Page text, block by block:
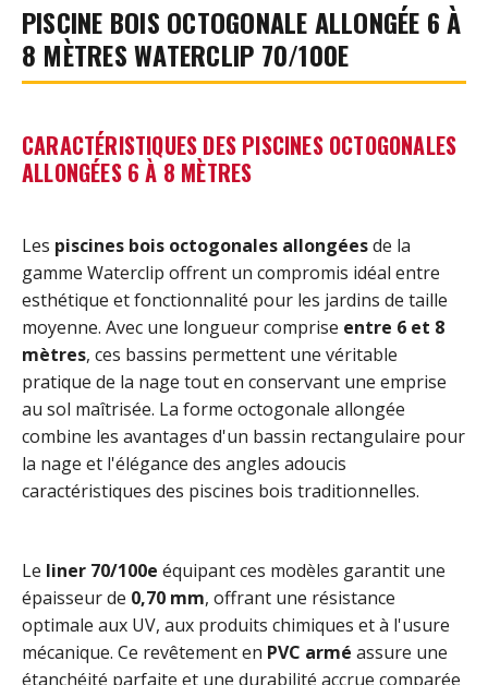
PISCINE BOIS OCTOGONALE ALLONGÉE 6 À
8 MÈTRES WATERCLIP 70/100E
CARACTÉRISTIQUES DES PISCINES OCTOGONALES
ALLONGÉES 6 À 8 MÈTRES
Les piscines bois octogonales allongéesde la
gamme Waterclip offrent un compromis idéal entre
esthétique et fonctionnalité pour les jardins de taille
moyenne. Avec une longueur comprise entre 6 et 8
mètres, ces bassins permettent une véritable
pratique de la nage tout en conservant une emprise
au sol maîtrisée. La forme octogonale allongée
combine les avantages d'un bassin rectangulaire pour
la nage et l'élégance des angles adoucis
caractéristiques des piscines bois traditionnelles.
Le liner 70/100e équipant ces modèles garantit une
épaisseur de 0,70 mm, offrant une résistance
optimale aux UV, aux produits chimiques et à l'usure
mécanique. Ce revêtement en PVC armé assure une
étanchéité parfaite et une durabilité accrue comparée